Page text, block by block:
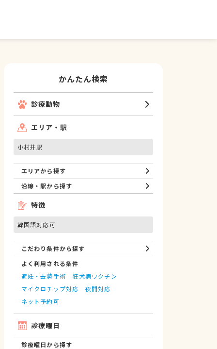
かんたん検索
診療動物
エリア・駅
小村井駅
エリアから探す
沿線・駅から探す
特徴
韓国語対応可
こだわり条件から探す
よく利用される条件
避妊・去勢手術
狂犬病ワクチン
マイクロチップ対応
夜間対応
ネット予約可
診療曜日
診療曜日から探す